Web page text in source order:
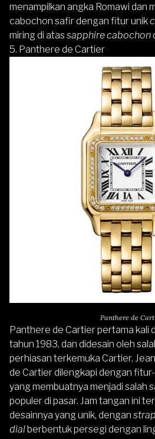
menampilkan angka Romawi dan
cabochon safir dengan fitur unik
miring di atassapphire cabochon
5. Panthere de Cartier
Panthere de
Panthere de Cartier pertama kali
tahun 1983, dan didesain oleh
perhiasan terkemuka Cartier,
de Cartier dilengkapi dengan
yang membuatnya menjadi salah
populer di pasar. Jam tangan ini
desainnya yang unik, dengan
dial berbentuk persegi dengan